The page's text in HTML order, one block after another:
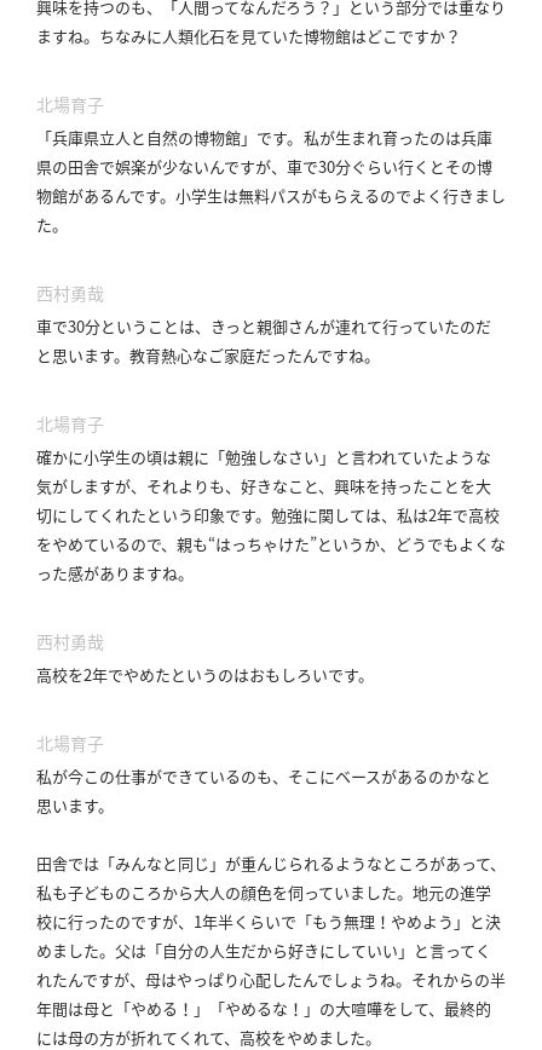
興味を持つのも、「人間ってなんだろう？」という部分では重なり
ますね。 ちなみに人類化石を見ていた博物館はどこですか？
北場育子
「兵庫県立人と自然の博物館」です。 私が生まれ育ったのは兵庫
県の田舎で娯楽が少ないんですが、車で30分ぐらい行くとその博
物館があるんです。 小学生は無料パスがもらえるのでよく行きまし
た。
西村勇哉
車で30分ということは、きっと親御さんが連れて行っていたのだ
と思います。 教育熱心なご家庭だったんですね。
北場育子
確かに小学生の頃は親に「勉強しなさい」と言われていたような
気がしますが、それよりも、好きなこと、興味を持ったことを大
切にしてくれたという印象です。 勉強に関しては、私は2年で高校
をやめているので、親も“はっちゃけた”というか、どうでもよくな
った感がありますね。
西村勇哉
高校を2年でやめたというのはおもしろいです。
北場育子
私が今この仕事ができているのも、そこにベースがあるのかなと
思います。
田舎では「みんなと同じ」が重んじられるようなところがあって、
私も子どものころから大人の顔色を伺っていました。 地元の進学
校に行ったのですが、1年半くらいで「もう無理！やめよう」と決
めました。 父は「自分の人生だから好きにしていい」と言ってく
れたんですが、母はやっぱり心配したんでしょうね。 それからの半
年間は母と「やめる！」「やめるな！」の大喧嘩をして、最終的
には母の方が折れてくれて、高校をやめました。